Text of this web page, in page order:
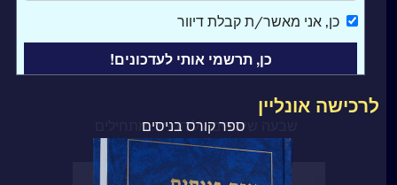
כן, אני מאשר/ת קבלת דיוור
לרכישה אונליין
ספר קורס בניסים